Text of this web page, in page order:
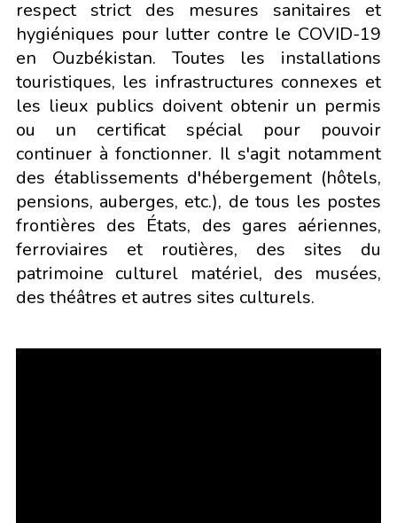
respect strict des mesures sanitaires et
hygiéniques pour lutter contre le COVID-19
en Ouzbékistan. Toutes les installations
touristiques, les infrastructures connexes et
les lieux publics doivent obtenir un permis
ou un certificat spécial pour pouvoir
continuer à fonctionner. Il s'agit notamment
des établissements d'hébergement (hôtels,
pensions, auberges, etc.), de tous les postes
frontières des États, des gares aériennes,
ferroviaires et routières, des sites du
patrimoine culturel matériel, des musées,
des théâtres et autres sites culturels.